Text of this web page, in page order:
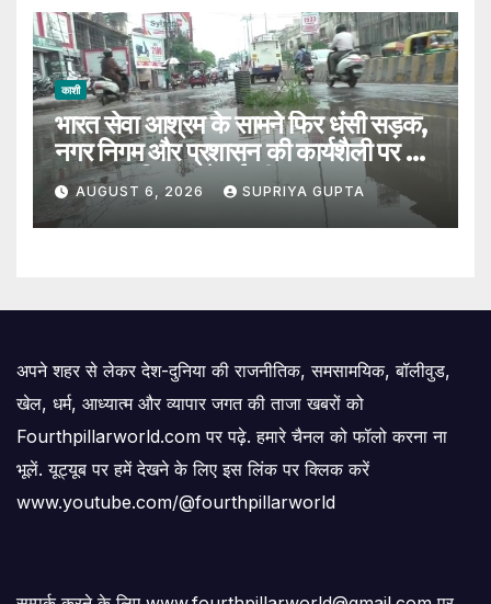
काशी
भारत सेवा आश्रम के सामने फिर धंसी सड़क,
नगर निगम और प्रशासन की कार्यशैली पर उठे
सवाल, 7 दिन पहले हुई थी मरम्मत
AUGUST 6, 2026 SUPRIYA GUPTA
अपने शहर से लेकर देश-दुनिया की राजनीतिक, समसामयिक, बॉलीवुड,
खेल, धर्म, आध्यात्म और व्यापार जगत की ताजा खबरों को
Fourthpillarworld.com पर पढ़े. हमारे चैनल को फॉलो करना ना
भूलें. यूट्यूब पर हमें देखने के लिए इस लिंक पर क्लिक करें
www.youtube.com/@fourthpillarworld